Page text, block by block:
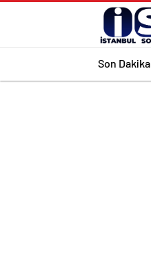
Son Dakika